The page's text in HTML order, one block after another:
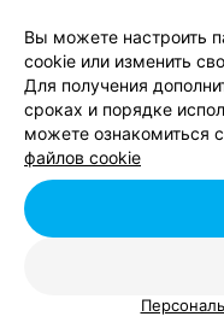
на выставку всего
до 30 января 2027
11 сентября,
Акция «Дети до 7
и 2 группы, дети-
Вы можете настроить
cookie или изменить
Для получения
сроках и порядке
можете ознакомиться
файлов cookie